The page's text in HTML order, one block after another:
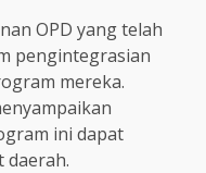
OPD yang telah
pengintegrasian
mereka.
ini dapat
daerah.